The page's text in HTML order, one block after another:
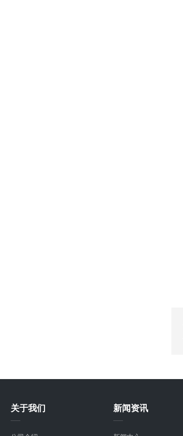
关于我们 新闻资讯